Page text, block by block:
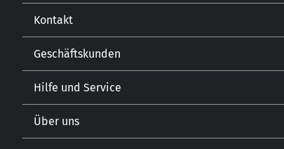
Kontakt
Öffnungszeiten
Geschäftskunden
Gastronomie
Getränkehandel
Lebensmitteleinzelhandel
Hilfe und Service
Versand und Zahlungsarten
Über uns